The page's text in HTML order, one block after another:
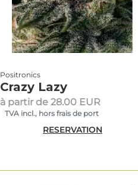
Positronics
Crazy Lazy
à partir de 28.00 EUR
TVA incl., hors frais de port
RESERVATION